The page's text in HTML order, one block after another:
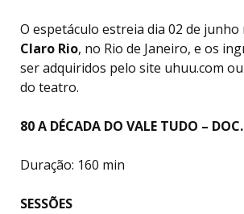
O espetáculo estreia dia 02 de junho
Claro Rio, no Rio de Janeiro, e os
ser adquiridos pelo site uhuu.com
do teatro.
80 A DÉCADA DO VALE TUDO –
Duração: 160 min
SESSÕES